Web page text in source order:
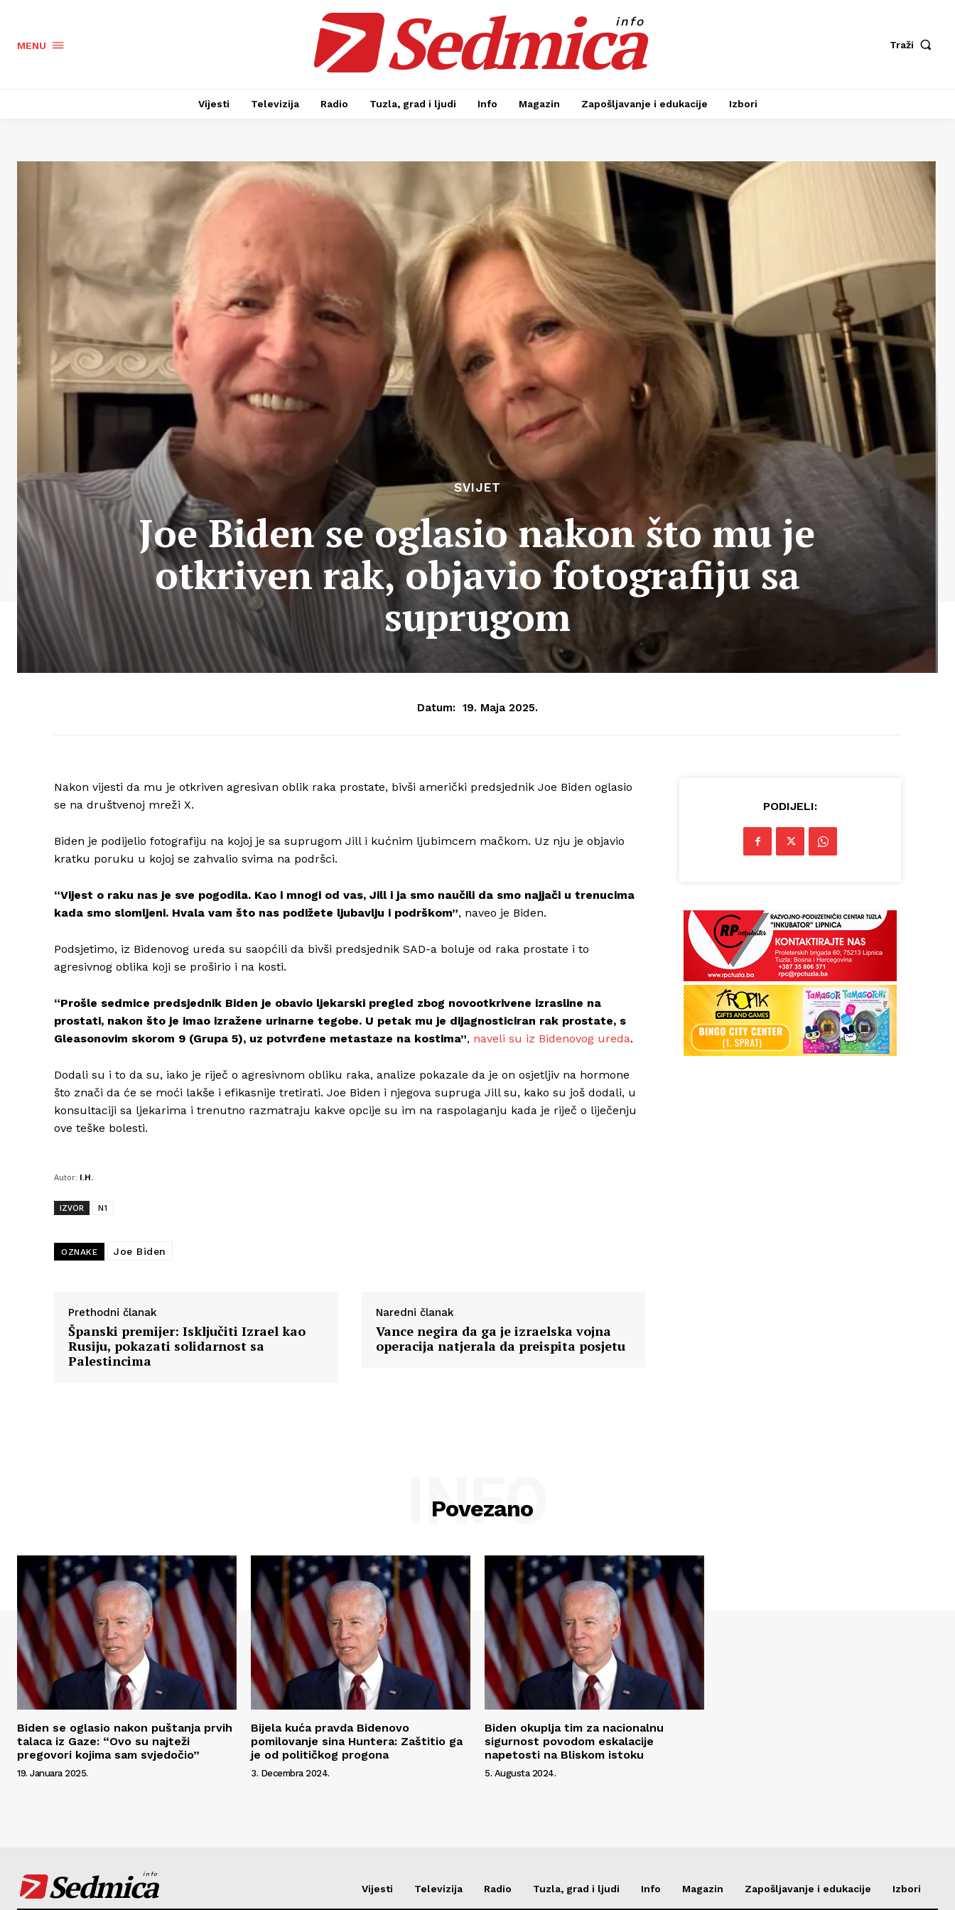
Info
O nama
MENU Sedmica
info
Traži
Vijesti Televizija Radio Tuzla, grad i ljudi Info Magazin Zapošljavanje i edukacije Izbori
SVIJET
Joe Biden se oglasio nakon što mu je
otkriven rak, objavio fotografiju sa
suprugom
Datum: 19. Maja 2025.
Nakon vijesti da mu je otkriven agresivan oblik raka prostate, bivši američki predsjednik Joe Biden oglasio
se na društvenoj mreži X.
Biden je podijelio fotografiju na kojoj je sa suprugom Jill i kućnim ljubimcem mačkom. Uz nju je objavio
kratku poruku u kojoj se zahvalio svima na podršci.
“Vijest o raku nas je sve pogodila. Kao i mnogi od vas, Jill i ja smo naučili da smo najjači u trenucima
kada smo slomljeni. Hvala vam što nas podižete ljubavlju i podrškom”, naveo je Biden.
Podsjetimo, iz Bidenovog ureda su saopćili da bivši predsjednik SAD-a boluje od raka prostate i to
agresivnog oblika koji se proširio i na kosti.
“Prošle sedmice predsjednik Biden je obavio ljekarski pregled zbog novootkrivene izrasline na
prostati, nakon što je imao izražene urinarne tegobe. U petak mu je dijagnosticiran rak prostate, s
Gleasonovim skorom 9 (Grupa 5), uz potvrđene metastaze na kostima”, naveli su iz Bidenovog ureda.
Dodali su i to da su, iako je riječ o agresivnom obliku raka, analize pokazale da je on osjetljiv na hormone
što znači da će se moći lakše i efikasnije tretirati. Joe Biden i njegova supruga Jill su, kako su još dodali, u
konsultaciji sa ljekarima i trenutno razmatraju kakve opcije su im na raspolaganju kada je riječ o liječenju
ove teške bolesti.
Autor: I.H.
IZVOR N1
OZNAKE Joe Biden
Prethodni članak
Španski premijer: Isključiti Izrael kao
Rusiju, pokazati solidarnost sa
Palestincima
Naredni članak
Vance negira da ga je izraelska vojna
operacija natjerala da preispita posjetu
PODIJELI:
Povezano
INFO
Biden se oglasio nakon puštanja prvih
talaca iz Gaze: “Ovo su najteži
pregovori kojima sam svjedočio”
19. Januara 2025.
Bijela kuća pravda Bidenovo
pomilovanje sina Huntera: Zaštitio ga
je od političkog progona
3. Decembra 2024.
Biden okuplja tim za nacionalnu
sigurnost povodom eskalacije
napetosti na Bliskom istoku
5. Augusta 2024.
Sedmica
info
Vijesti Televizija Radio Tuzla, grad i ljudi Info Magazin Zapošljavanje i edukacije Izbori